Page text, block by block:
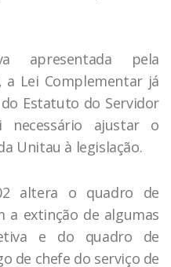
apresentada pela
a Lei Complementar já
Estatuto do Servidor
ajustar o
Unitau à legislação.
altera o quadro de
a extinção de algumas
e do quadro de
de chefe do serviço de